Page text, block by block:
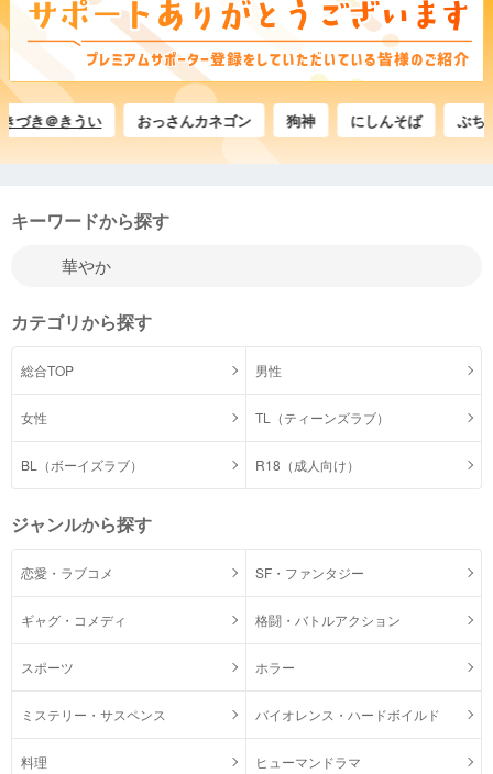
＠きうい おっさんカネゴン にしんそば ぶちょう
キーワードから探す
カテゴリから探す
総合TOP 男性
女性 TL（ティーンズラブ）
BL（ボーイズラブ） R18（成人向け）
ジャンルから探す
恋愛・ラブコメ SF・ファンタジー
ギャグ・コメディ 格闘・バトルアクション
スポーツ ホラー
ミステリー・サスペンス バイオレンス・ハードボイルド
料理 ヒューマンドラマ